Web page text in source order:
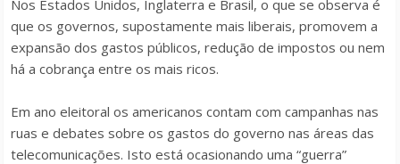
Nos Estados Unidos, Inglaterra e Brasil, o que se observa é
que os governos, supostamente mais liberais, promovem a
expansão dos gastos públicos, redução de impostos ou nem
há a cobrança entre os mais ricos.
Em ano eleitoral os americanos contam com campanhas nas
ruas e debates sobre os gastos do governo nas áreas das
telecomunicações. Isto está ocasionando uma “guerra”